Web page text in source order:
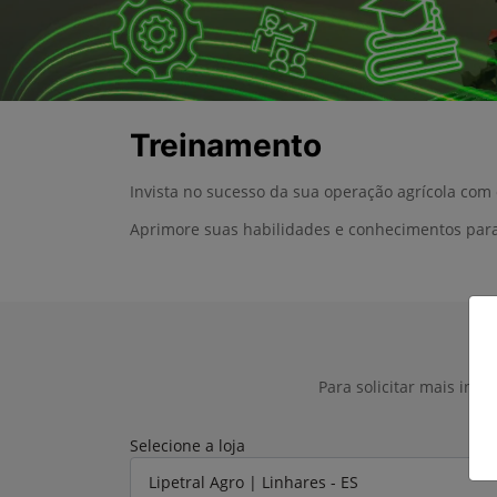
Treinamento
Invista no sucesso da sua operação agrícola
Aprimore suas habilidades e conhecimentos
Para solicitar mais
Selecione a loja